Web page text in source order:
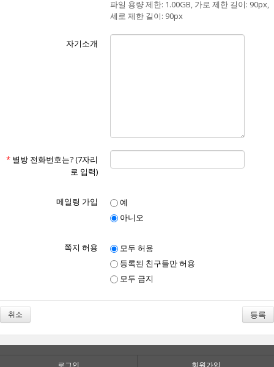
파일 용량 제한: 1.00GB, 가로 제한 길이: 90px,
세로 제한 길이: 90px
자기소개
* 별방 전화번호는? (7자리
로 입력)
메일링 가입
예
아니오
쪽지 허용
모두 허용
등록된 친구들만 허용
모두 금지
취소
로그인 회원가입